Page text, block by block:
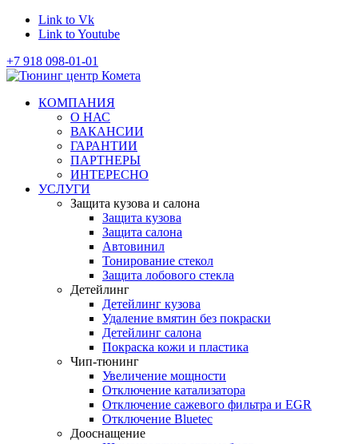
Link to Vk
Link to Youtube
+7 918 098-01-01
КОМПАНИЯ
О НАС
ВАКАНСИИ
ГАРАНТИИ
ПАРТНЕРЫ
ИНТЕРЕСНО
УСЛУГИ
Защита кузова и салона
Защита кузова
Защита салона
Автовинил
Тонирование стекол
Защита лобового стекла
Детейлинг
Детейлинг кузова
Удаление вмятин без покраски
Детейлинг салона
Покраска кожи и пластика
Чип-тюнинг
Увеличение мощности
Отключение катализатора
Отключение сажевого фильтра и EGR
Отключение Bluetec
Дооснащение